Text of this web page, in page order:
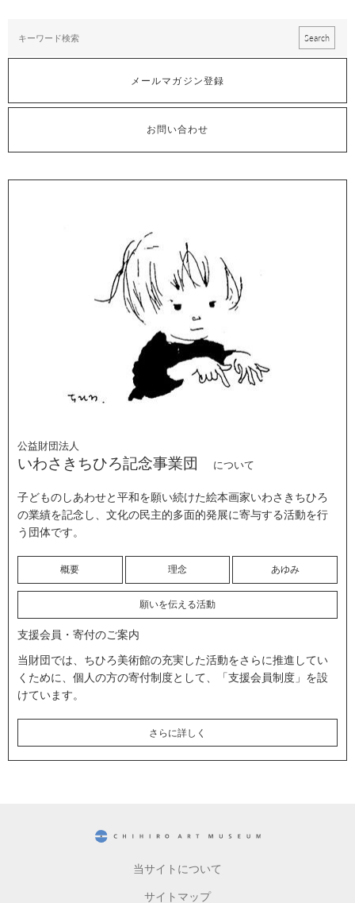
メールマガジン登録
お問い合わせ
公益財団法人
いわさきちひろ記念事業団 について
子どものしあわせと平和を願い続けた絵本画家いわさきちひろ
の業績を記念し、文化の民主的多面的発展に寄与する活動を行
う団体です。
概要 理念 あゆみ
願いを伝える活動
支援会員・寄付のご案内
当財団では、ちひろ美術館の充実した活動をさらに推進してい
くために、個人の方の寄付制度として、「支援会員制度」を設
けています。
さらに詳しく
当サイトについて
サイトマップ